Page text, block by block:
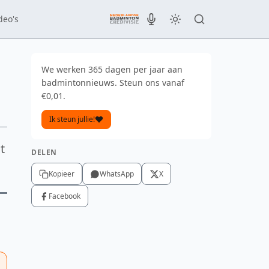
We werken 365 dagen per jaar aan
badmintonnieuws. Steun ons vanaf
€0,01.
Ik steun jullie!
DELEN
Kopieer WhatsApp X
Facebook